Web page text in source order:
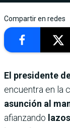
Compartir en redes
El presidente
encuentra en la
asunción al
afianzando